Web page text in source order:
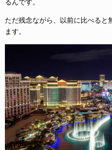
るんです。
ただ残念ながら、以前に比べると
ます。